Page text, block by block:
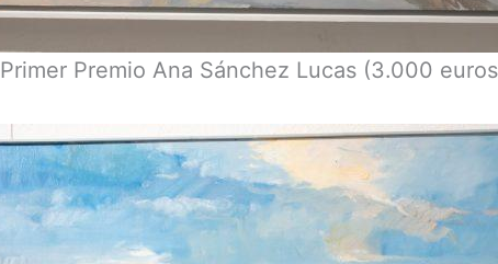
Primer Premio Ana Sánchez Lucas (3.000